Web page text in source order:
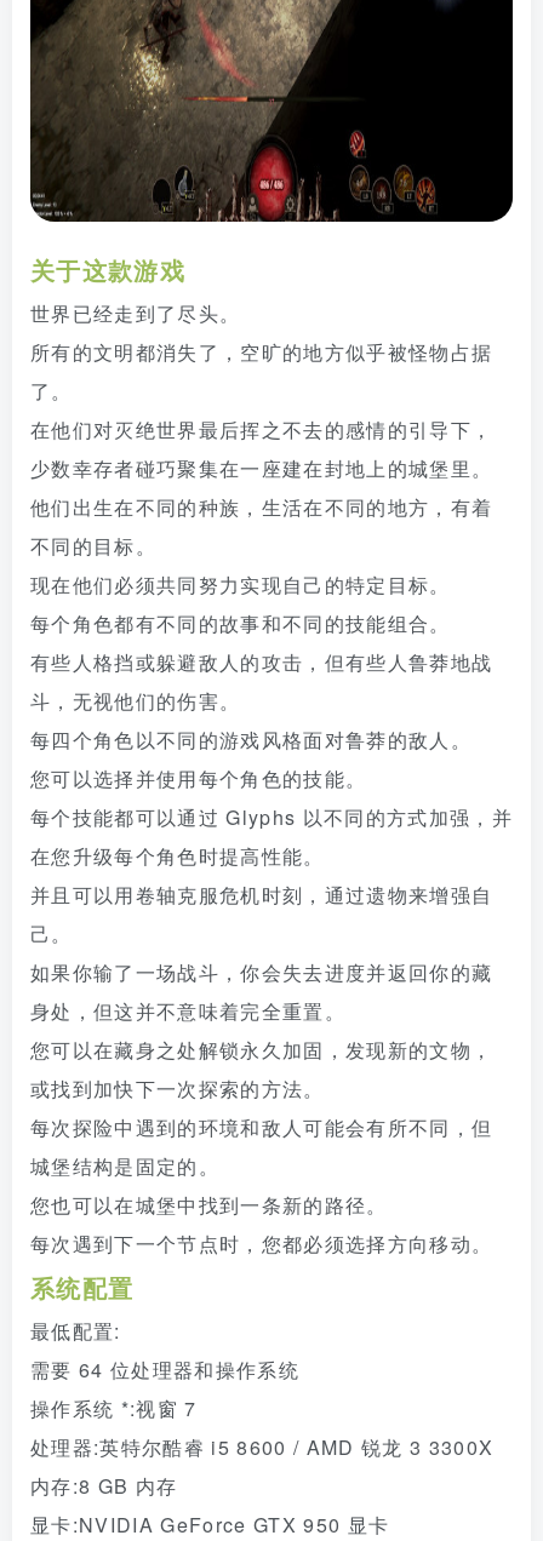
关于这款游戏
世界已经走到了尽头。
所有的文明都消失了，空旷的地方似乎被怪物占据
了。
在他们对灭绝世界最后挥之不去的感情的引导下，
少数幸存者碰巧聚集在一座建在封地上的城堡里。
他们出生在不同的种族，生活在不同的地方，有着
不同的目标。
现在他们必须共同努力实现自己的特定目标。
每个角色都有不同的故事和不同的技能组合。
有些人格挡或躲避敌人的攻击，但有些人鲁莽地战
斗，无视他们的伤害。
每四个角色以不同的游戏风格面对鲁莽的敌人。
您可以选择并使用每个角色的技能。
每个技能都可以通过 Glyphs 以不同的方式加强，并
在您升级每个角色时提高性能。
并且可以用卷轴克服危机时刻，通过遗物来增强自
己。
如果你输了一场战斗，你会失去进度并返回你的藏
身处，但这并不意味着完全重置。
您可以在藏身之处解锁永久加固，发现新的文物，
或找到加快下一次探索的方法。
每次探险中遇到的环境和敌人可能会有所不同，但
城堡结构是固定的。
您也可以在城堡中找到一条新的路径。
每次遇到下一个节点时，您都必须选择方向移动。
系统配置
最低配置:
需要 64 位处理器和操作系统
操作系统 *:视窗 7
处理器:英特尔酷睿 i5 8600 / AMD 锐龙 3 3300X
内存:8 GB 内存
显卡:NVIDIA GeForce GTX 950 显卡